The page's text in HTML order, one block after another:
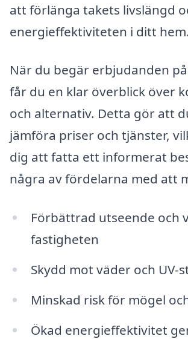
att förlänga takets livslängd
energieffektiviteten i ditt hem.
När du begär erbjudanden
får du en klar överblick över
och alternativ. Detta gör att
jämföra priser och tjänster,
dig att fatta ett informerat
några av fördelarna med att
Förbättrad utseende och
fastigheten
Skydd mot väder och UV-
Minskad risk för mögel
Ökad energieffektivitet